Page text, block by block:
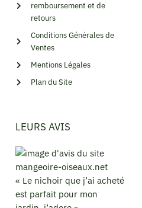
remboursement et de
retours
Conditions Générales de
Ventes
Mentions Légales
Plan du Site
LEURS AVIS
« Le nichoir que j’ai acheté
est parfait pour mon